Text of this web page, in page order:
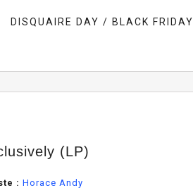
DISQUAIRE DAY / BLACK FRIDAY
(LP)
: Horace Andy